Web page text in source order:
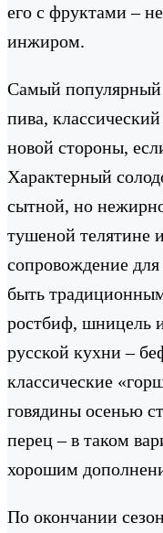
его с фруктами –
инжиром.
Самый
пива,
новой стороны,
Характерный
сытной, но
тушеной телятине
сопровождение
быть
ростбиф, шницель
русской кухни –
классические
говядины осенью
перец – в таком
хорошим
По окончании